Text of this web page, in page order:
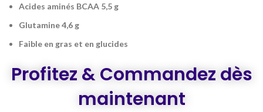
Acides aminés BCAA 5,5 g
Glutamine 4,6 g
Faible en gras et en glucides
Profitez & Commandez dès
maintenant